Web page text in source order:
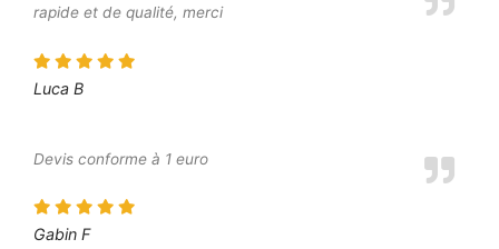
rapide et de qualité, merci
Luca B
Devis conforme à 1 euro
Gabin F